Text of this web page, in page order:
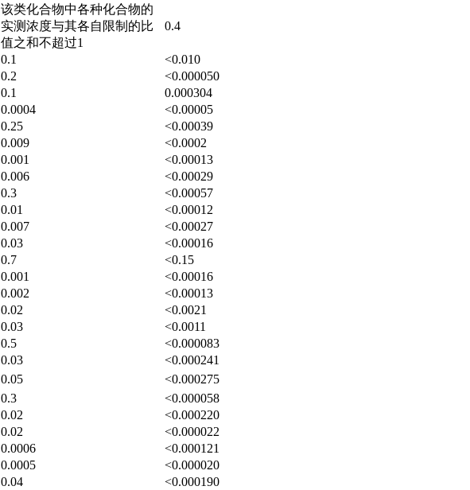
该类化合物中各种化合物的
实测浓度与其各自限制的比
值之和不超过1
0.4
0.1
<0.010
0.2
<0.000050
0.1
0.000304
0.0004
<0.00005
0.25
<0.00039
0.009
<0.0002
0.001
<0.00013
0.006
<0.00029
0.3
<0.00057
0.01
<0.00012
0.007
<0.00027
0.03
<0.00016
0.7
<0.15
0.001
<0.00016
0.002
<0.00013
0.02
<0.0021
0.03
<0.0011
0.5
<0.000083
0.03
<0.000241
0.05
<0.000275
0.3
<0.000058
0.02
<0.000220
0.02
<0.000022
0.0006
<0.000121
0.0005
<0.000020
0.04
<0.000190